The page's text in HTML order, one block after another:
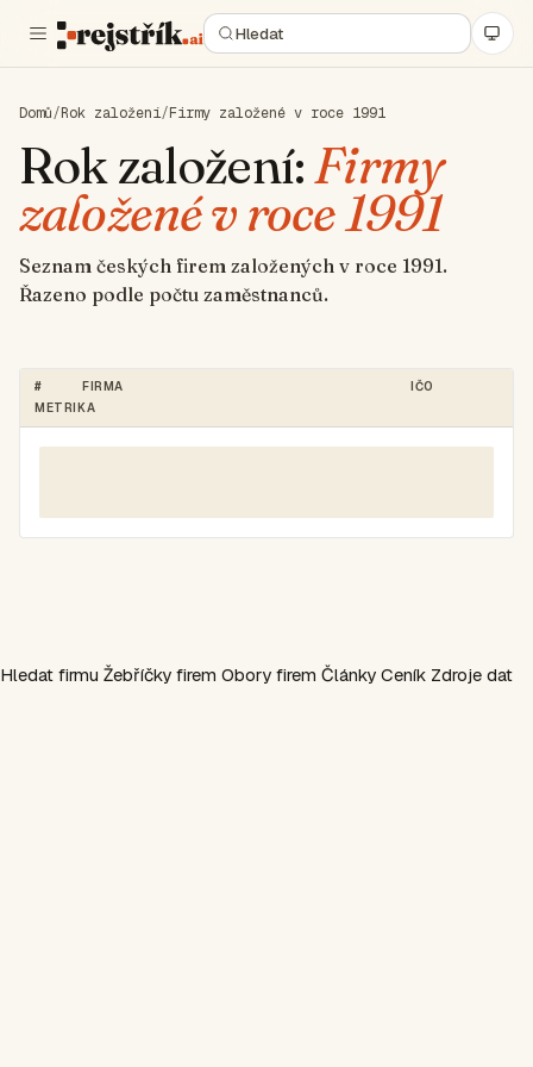
Domů/Rok založení/Firmy založené v roce 1991
Rok založení:Firmy
založené v roce 1991
Seznam českých firem založených v roce 1991.
Řazeno podle počtu zaměstnanců.
# FIRMA
IČO
METRIKA
Hledat firmu Žebříčky firem Obory firem Články Ceník Zdroje dat